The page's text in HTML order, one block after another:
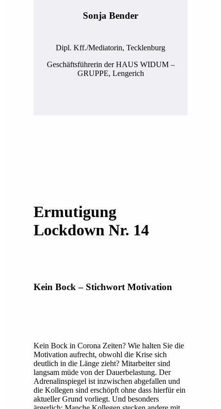
Sonja Bender
Dipl. Kff./Mediatorin, Tecklenburg
Geschäftsführerin der HAUS WIDUM –
GRUPPE, Lengerich
Ermutigung
Lockdown Nr. 14
Kein Bock – Stichwort Motivation
Kein Bock in Corona Zeiten? Wie halten Sie die
Motivation aufrecht, obwohl die Krise sich
deutlich in die Länge zieht? Mitarbeiter sind
langsam müde von der Dauerbelastung. Der
Adrenalinspiegel ist inzwischen abgefallen und
die Kollegen sind erschöpft ohne dass hierfür ein
aktueller Grund vorliegt. Und besonders